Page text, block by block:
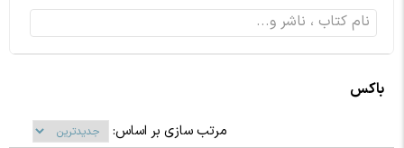
باکس
مرتب سازی بر اساس: